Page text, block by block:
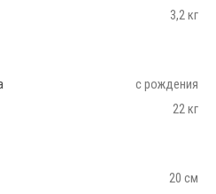
3,2 кг
с рождения
22 кг
20 см